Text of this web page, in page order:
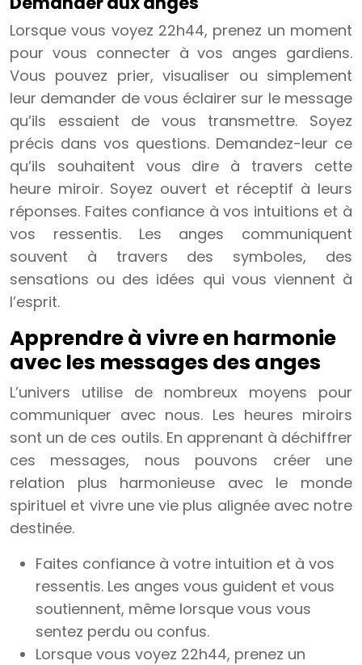
Lorsque vous voyez 22h44, prenez un moment
pour vous connecter à vos anges gardiens.
Vous pouvez prier, visualiser ou simplement
leur demander de vous éclairer sur le message
qu’ils essaient de vous transmettre. Soyez
précis dans vos questions. Demandez-leur ce
qu’ils souhaitent vous dire à travers cette
heure miroir. Soyez ouvert et réceptif à leurs
réponses. Faites confiance à vos intuitions et à
vos ressentis. Les anges communiquent
souvent à travers des symboles, des
sensations ou des idées qui vous viennent à
l’esprit.
Apprendre à vivre en harmonie
avec les messages des anges
L’univers utilise de nombreux moyens pour
communiquer avec nous. Les heures miroirs
sont un de ces outils. En apprenant à déchiffrer
ces messages, nous pouvons créer une
relation plus harmonieuse avec le monde
spirituel et vivre une vie plus alignée avec notre
destinée.
Faites confiance à votre intuition et à vos
ressentis. Les anges vous guident et vous
soutiennent, même lorsque vous vous
sentez perdu ou confus.
Lorsque vous voyez 22h44, prenez un